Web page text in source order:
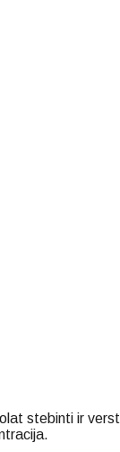
stebinti ir